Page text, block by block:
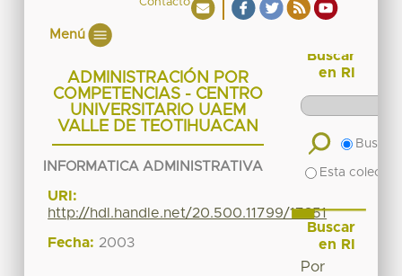
Contacto
Menú
ADMINISTRACIÓN POR
COMPETENCIAS - CENTRO
UNIVERSITARIO UAEM
VALLE DE TEOTIHUACAN
INFORMATICA ADMINISTRATIVA
URI:
http://hdl.handle.net/20.500.11799/17351
Fecha: 2003
Buscar
en RI
Buscar
Esta
Buscar
en RI
Por